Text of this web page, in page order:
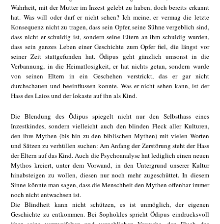
Wahrheit, mit der Mutter im Inzest gelebt zu haben, doch bereits erkannt
hat. Was will oder darf er nicht sehen? Ich meine, er vermag die letzte
Konsequenz nicht zu tragen, dass sein Opfer, seine Sühne vergeblich sind,
dass nicht er schuldig ist, sondern seine Eltern an ihm schuldig wurden,
dass sein ganzes Leben einer Geschichte zum Opfer fiel, die längst vor
seiner Zeit stattgefunden hat. Ödipus geht gänzlich umsonst in die
Verbannung, in die Heimatlosigkeit, er hat nichts getan, sondern wurde
von seinen Eltern in ein Geschehen verstrickt, das er gar nicht
durchschauen und beeinflussen konnte. Was er nicht sehen kann, ist der
Hass des Laios und der Iokaste auf ihn als Kind.
Die Blendung des Ödipus spiegelt nicht nur den Selbsthass eines
Inzestkindes, sondern vielleicht auch den blinden Fleck aller Kulturen,
den ihre Mythen (bis hin zu den biblischen Mythen) mit vielen Worten
und Sätzen zu verhüllen suchen: Am Anfang der Zerstörung steht der Hass
der Eltern auf das Kind. Auch die Psychoanalyse hat lediglich einen neuen
Mythos kreiert, unter dem Vorwand, in den Untergrund unserer Kultur
hinabsteigen zu wollen, diesen nur noch mehr zugeschüttet. In diesem
Sinne könnte man sagen, dass die Menschheit den Mythen offenbar immer
noch nicht entwachsen ist.
Die Blindheit kann nicht schützen, es ist unmöglich, der eigenen
Geschichte zu entkommen. Bei Sophokles spricht Ödipus eindrucksvoll